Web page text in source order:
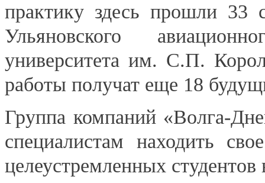
практику здесь прошли
Ульяновского
университета им. С.П.
работы получат еще 18
Группа компаний «Волга-
специалистам находить
целеустремленных студентов